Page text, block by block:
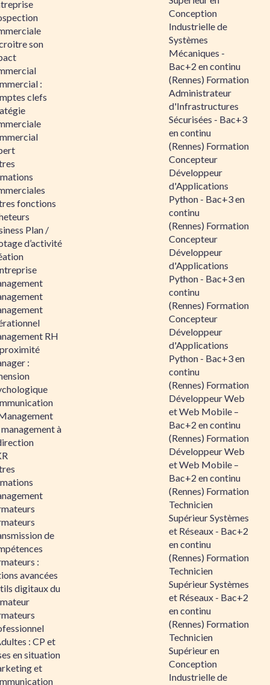
son
:
clefs
fonctions
Plan /
d’activité
RH
:
à
de
:
avancées
digitaux du
: CP et
en situation
et
Conception
Industrielle de
Systèmes
Mécaniques -
Bac+2 en continu
(Rennes) Formation
Administrateur
d'Infrastructures
Sécurisées - Bac+3
en continu
(Rennes) Formation
Concepteur
Développeur
d'Applications
Python - Bac+3 en
continu
(Rennes) Formation
Concepteur
Développeur
d'Applications
Python - Bac+3 en
continu
(Rennes) Formation
Concepteur
Développeur
d'Applications
Python - Bac+3 en
continu
(Rennes) Formation
Développeur Web
et Web Mobile –
Bac+2 en continu
(Rennes) Formation
Développeur Web
et Web Mobile –
Bac+2 en continu
(Rennes) Formation
Technicien
Supérieur Systèmes
et Réseaux - Bac+2
en continu
(Rennes) Formation
Technicien
Supérieur Systèmes
et Réseaux - Bac+2
en continu
(Rennes) Formation
Technicien
Supérieur en
Conception
Industrielle de